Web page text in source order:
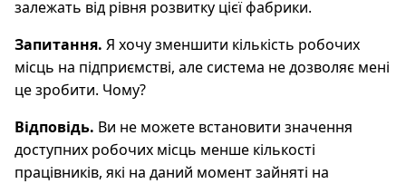
залежать від рівня розвитку цієї фабрики.
Запитання. Я хочу зменшити кількість робочих
місць на підприємстві, але система не дозволяє мені
це зробити. Чому?
Відповідь. Ви не можете встановити значення
доступних робочих місць менше кількості
працівників, які на даний момент зайняті на